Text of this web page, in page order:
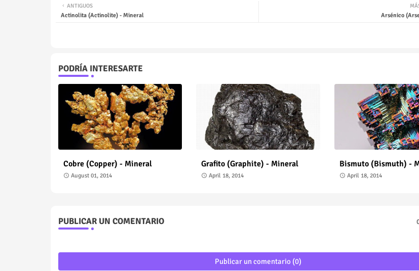
Arsénico
ANTIGUOS
Actinolita (Actinolite) - Mineral
PODRÍA INTERESARTE
Cobre (Copper) - Mineral
August 01, 2014
Grafito (Graphite) - Mineral
April 18, 2014
Bismuto (Bismuth) -
April 18, 2014
PUBLICAR UN COMENTARIO
Publicar un comentario (0)